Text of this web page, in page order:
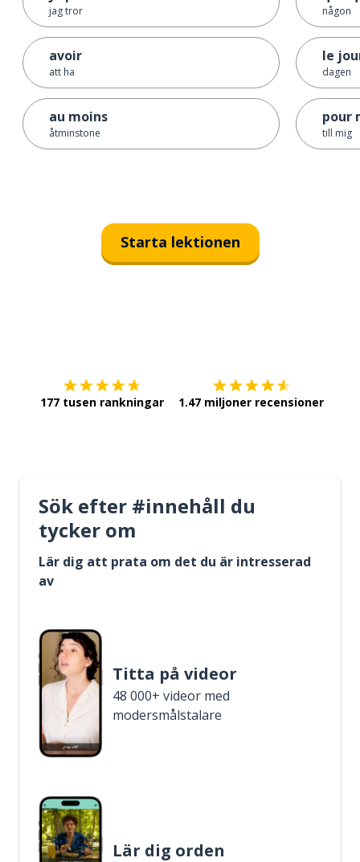
jag tror
avoir
att ha
au moins
åtminstone
någon
le
dagen
pour
till mig
Starta lektionen
177 tusen rankningar 1.47 miljoner recensioner
Sök efter #innehåll du
tycker om
Lär dig att prata om det du är intresserad
av
Titta på videor
48 000+ videor med
modersmålstalare
Lär dig orden